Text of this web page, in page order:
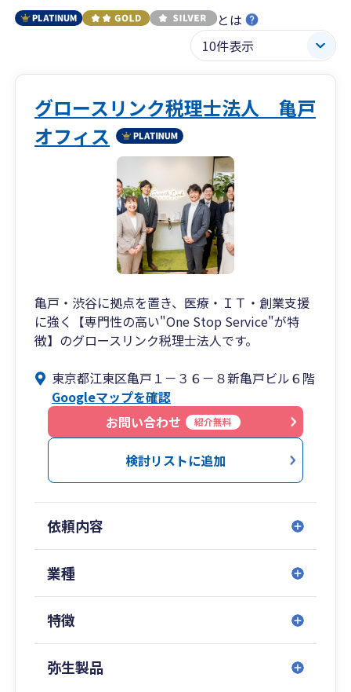
とは
グロースリンク税理士法人 亀戸
オフィス
亀戸・渋谷に拠点を置き、医療・ＩＴ・創業支援
に強く【専門性の高い"One Stop Service"が特
徴】のグロースリンク税理士法人です。
東京都江東区亀戸１－３６－８新亀戸ビル６階
Googleマップを確認
お問い合わせ
紹介無料
検討リストに追加
依頼内容
業種
特徴
弥生製品